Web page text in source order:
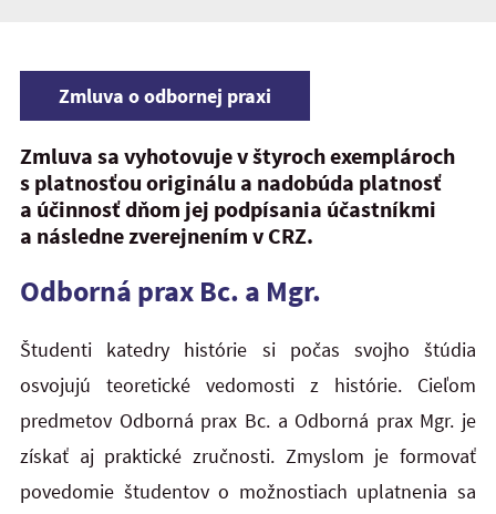
Zmluva o odbornej praxi
Zmluva sa vyhotovuje v štyroch exemplároch
s platnosťou originálu a nadobúda platnosť
a účinnosť dňom jej podpísania účastníkmi
a následne zverejnením v CRZ.
Odborná prax Bc. a Mgr.
Študenti katedry histórie si počas svojho štúdia
osvojujú teoretické vedomosti z histórie. Cieľom
predmetov Odborná prax Bc. a Odborná prax Mgr. je
získať aj praktické zručnosti. Zmyslom je formovať
povedomie študentov o možnostiach uplatnenia sa